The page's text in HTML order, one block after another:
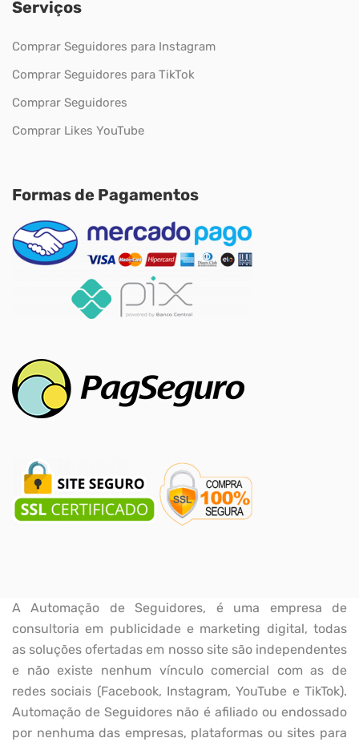
Serviços
Comprar Seguidores para Instagram
Comprar Seguidores para TikTok
Comprar Seguidores
Comprar Likes YouTube
Formas de Pagamentos
A Automação de Seguidores, é uma empresa de
consultoria em publicidade e marketing digital, todas
as soluções ofertadas em nosso site são independentes
e não existe nenhum vínculo comercial com as de
redes sociais (Facebook, Instagram, YouTube e TikTok).
Automação de Seguidores não é afiliado ou endossado
por nenhuma das empresas, plataformas ou sites para